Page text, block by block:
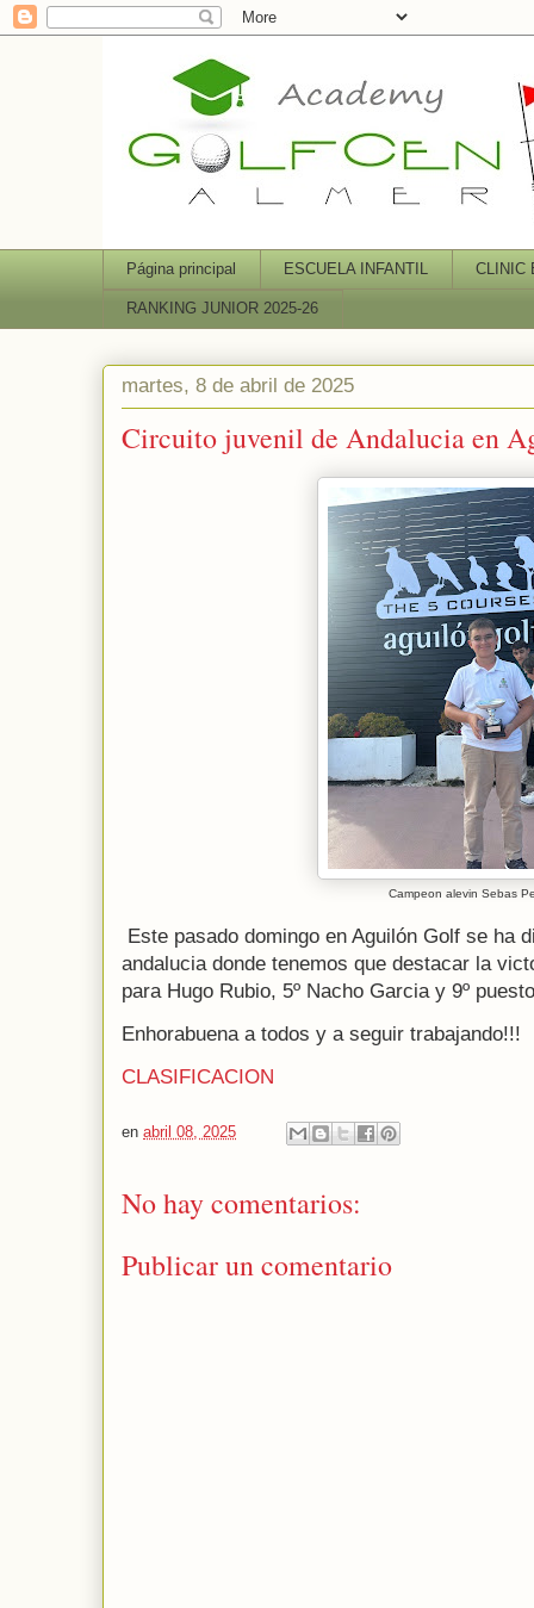
Página principal ESCUELA INFANTIL CLINIC
RANKING JUNIOR 2025-26
martes, 8 de abril de 2025
Circuito juvenil de Andalucia en
Campeon alevin Sebas
Este pasado domingo en Aguilón Golf se ha
andalucia donde tenemos que destacar la
para Hugo Rubio, 5º Nacho Garcia y 9º
Enhorabuena a todos y a seguir trabajando!!!
CLASIFICACION
en abril 08, 2025
No hay comentarios:
Publicar un comentario